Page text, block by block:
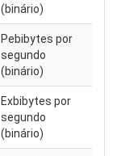
(binário)
Pebibytes por
segundo
(binário)
Exbibytes por
segundo
(binário)